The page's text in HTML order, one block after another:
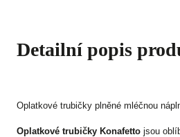
Detailní popis
Oplatkové trubičky plněné mléčnou
Oplatkové trubičky Konafetto jsou